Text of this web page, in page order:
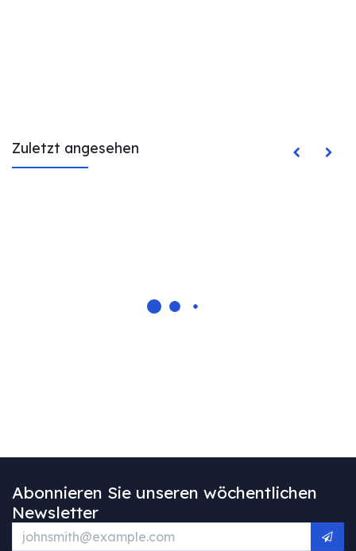
Zuletzt angesehen
Abonnieren Sie unseren wöchentlichen
Newsletter